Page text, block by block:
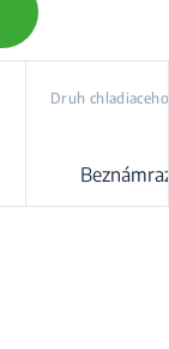
Druh